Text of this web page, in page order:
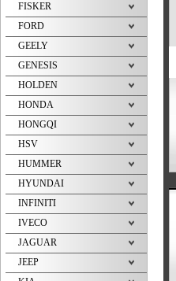
FISKER
FORD
GEELY
GENESIS
HOLDEN
HONDA
HONGQI
HSV
HUMMER
HYUNDAI
INFINITI
IVECO
JAGUAR
JEEP